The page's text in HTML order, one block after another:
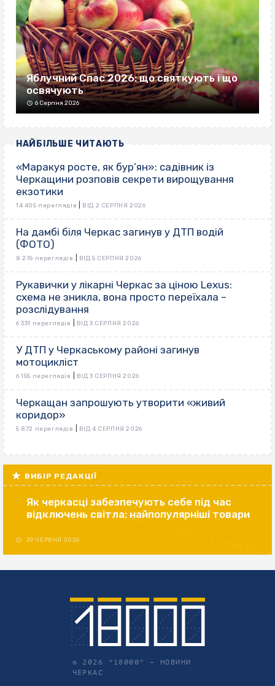
Яблучний Спас 2026: що святкують і що
освячують
6 Серпня 2026
НАЙБІЛЬШЕ ЧИТАЮТЬ
«Маракуя росте, як бур’ян»: садівник із
Черкащини розповів секрети вирощування
екзотики
14 405 переглядів ВІД 2 СЕРПНЯ 2026
На дамбі біля Черкас загинув у ДТП водій
(ФОТО)
8 276 переглядів ВІД 5 СЕРПНЯ 2026
Рукавички у лікарні Черкас за ціною Lexus:
схема не зникла, вона просто переїхала –
розслідування
6 331 переглядів ВІД 3 СЕРПНЯ 2026
У ДТП у Черкаському районі загинув
мотоцикліст
6 155 переглядів ВІД 3 СЕРПНЯ 2026
Черкащан запрошують утворити «живий
коридор»
5 872 переглядів ВІД 4 СЕРПНЯ 2026
ВИБІР РЕДАКЦІЇ
Як черкасці забезпечують себе під час
відключень світла: найпопулярніші товари
29 ЧЕРВНЯ 2026
© 2026 "18000" – НОВИНИ
ЧЕРКАС